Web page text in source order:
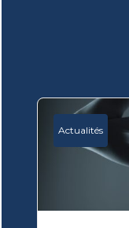
Actualités